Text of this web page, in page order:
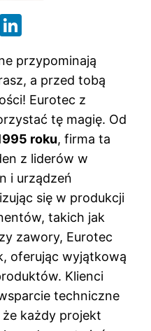
T
k
e
dI
n
przypominają
a przed tobą
Eurotec z
tę magię. Od
roku, firma ta
z liderów w
i urządzeń
się w produkcji
takich jak
zawory, Eurotec
oferując wyjątkową
Klienci
techniczne
każdy projekt